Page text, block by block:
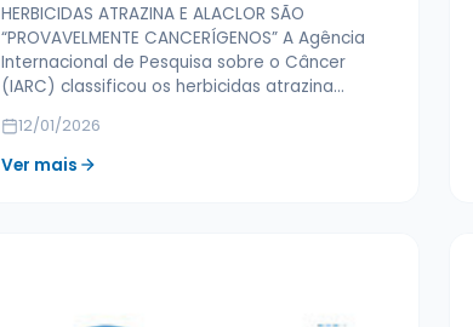
HERBICIDAS ATRAZINA E ALACLOR SÃO
“PROVAVELMENTE CANCERÍGENOS” A Agência
Internacional de Pesquisa sobre o Câncer
(IARC) classificou os herbicidas atrazina…
12/01/2026
Ver mais